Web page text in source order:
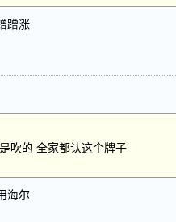
蹭涨
吹的 全家都认这个牌子
海尔